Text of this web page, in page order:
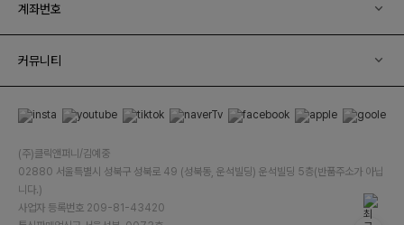
계좌번호
커뮤니티
(주)클릭앤퍼니/김예중
02880 서울특별시 성북구 성북로 49 (성북동, 운석빌딩) 운석빌딩 5층(반품주소가 아닙
니다.)
사업자 등록번호 209-81-43420